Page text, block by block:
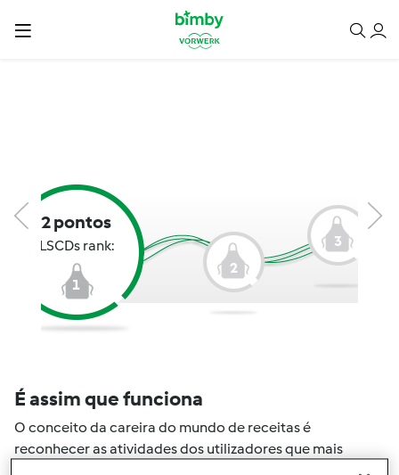
2 pontos
LSCDs rank:
1
2
3
É assim que funciona
O conceito da careira do mundo de receitas é
reconhecer as atividades dos utilizadores que mais